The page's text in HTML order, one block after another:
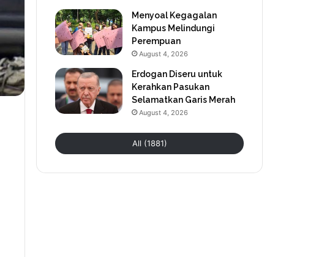
Menyoal Kegagalan
Kampus Melindungi
Perempuan
August 4, 2026
Erdogan Diseru untuk
Kerahkan Pasukan
Selamatkan Garis Merah
August 4, 2026
All (1881)